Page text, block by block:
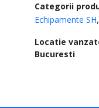
Categorii
Echipamente SH
Locatie
Bucuresti